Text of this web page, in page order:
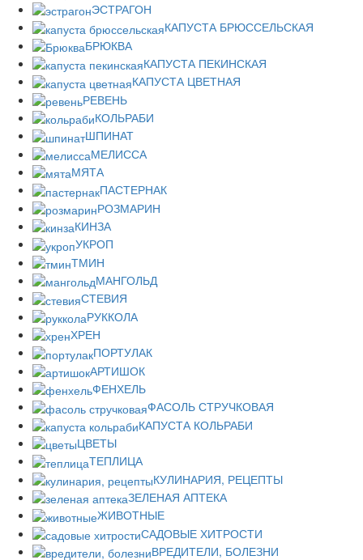
ЭСТРАГОН
КАПУСТА БРЮССЕЛЬСКАЯ
БРЮКВА
КАПУСТА ПЕКИНСКАЯ
КАПУСТА ЦВЕТНАЯ
РЕВЕНЬ
КОЛЬРАБИ
ШПИНАТ
МЕЛИССА
МЯТА
ПАСТЕРНАК
РОЗМАРИН
КИНЗА
УКРОП
ТМИН
МАНГОЛЬД
СТЕВИЯ
РУККОЛА
ХРЕН
ПОРТУЛАК
АРТИШОК
ФЕНХЕЛЬ
ФАСОЛЬ СТРУЧКОВАЯ
КАПУСТА КОЛЬРАБИ
ЦВЕТЫ
ТЕПЛИЦА
КУЛИНАРИЯ, РЕЦЕПТЫ
ЗЕЛЕНАЯ АПТЕКА
ЖИВОТНЫЕ
САДОВЫЕ ХИТРОСТИ
ВРЕДИТЕЛИ, БОЛЕЗНИ